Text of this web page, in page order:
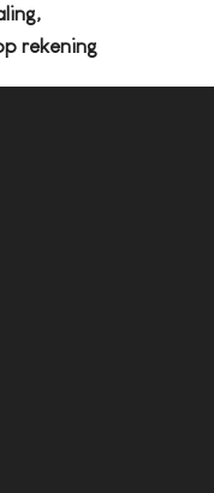
rekening